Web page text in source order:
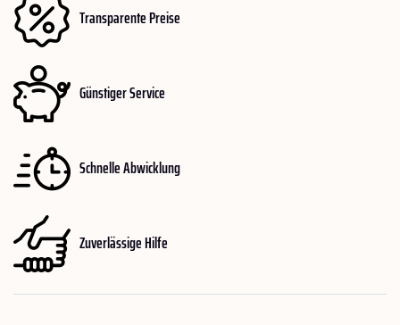
Transparente Preise
Günstiger Service
Schnelle Abwicklung
Zuverlässige Hilfe